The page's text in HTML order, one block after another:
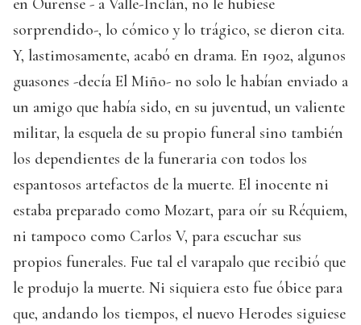
en Ourense - a Valle-Inclán, no le hubiese
sorprendido-, lo cómico y lo trágico, se dieron cita.
Y, lastimosamente, acabó en drama. En 1902, algunos
guasones -decía El Miño- no solo le habían enviado a
un amigo que había sido, en su juventud, un valiente
militar, la esquela de su propio funeral sino también
los dependientes de la funeraria con todos los
espantosos artefactos de la muerte. El inocente ni
estaba preparado como Mozart, para oír su Réquiem,
ni tampoco como Carlos V, para escuchar sus
propios funerales. Fue tal el varapalo que recibió que
le produjo la muerte. Ni siquiera esto fue óbice para
que, andando los tiempos, el nuevo Herodes siguiese